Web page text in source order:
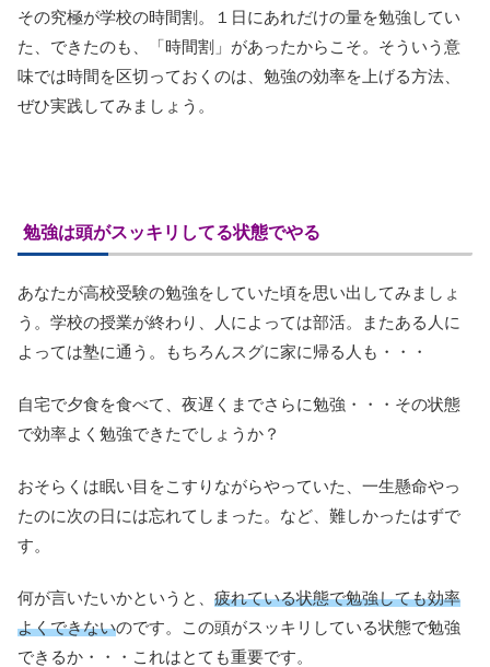
その究極が学校の時間割。１日にあれだけの量を勉強してい
た、できたのも、「時間割」があったからこそ。そういう意
味では時間を区切っておくのは、勉強の効率を上げる方法、
ぜひ実践してみましょう。
勉強は頭がスッキリしてる状態でやる
あなたが高校受験の勉強をしていた頃を思い出してみましょ
う。学校の授業が終わり、人によっては部活。またある人に
よっては塾に通う。もちろんスグに家に帰る人も・・・
自宅で夕食を食べて、夜遅くまでさらに勉強・・・その状態
で効率よく勉強できたでしょうか？
おそらくは眠い目をこすりながらやっていた、一生懸命やっ
たのに次の日には忘れてしまった。など、難しかったはずで
す。
何が言いたいかというと、 疲れている状態で勉強しても効率
よくできないのです。この頭がスッキリしている状態で勉強
できるか・・・これはとても重要です。